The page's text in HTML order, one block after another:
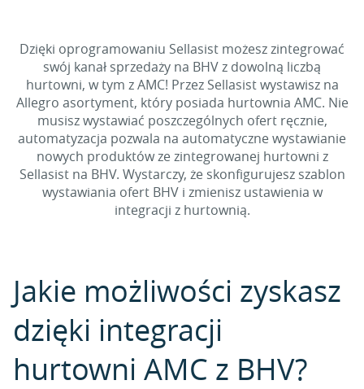
Dzięki oprogramowaniu Sellasist możesz zintegrować
swój kanał sprzedaży na BHV z dowolną liczbą
hurtowni, w tym z AMC! Przez Sellasist wystawisz na
Allegro asortyment, który posiada hurtownia AMC. Nie
musisz wystawiać poszczególnych ofert ręcznie,
automatyzacja pozwala na automatyczne wystawianie
nowych produktów ze zintegrowanej hurtowni z
Sellasist na BHV. Wystarczy, że skonfigurujesz szablon
wystawiania ofert BHV i zmienisz ustawienia w
integracji z hurtownią.
Jakie możliwości zyskasz
dzięki integracji
hurtowni AMC z BHV?